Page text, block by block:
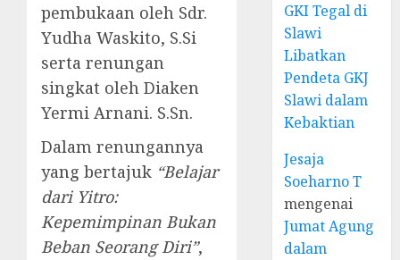
pembukaan oleh Sdr.
Yudha Waskito, S.Si
serta renungan
singkat oleh Diaken
Yermi Arnani. S.Sn.
Dalam renungannya
yang bertajuk “Belajar
dari Yitro:
Kepemimpinan Bukan
Beban Seorang Diri”,
GKI Tegal di
Slawi
Libatkan
Pendeta GKJ
Slawi dalam
Kebaktian
Jesaja
Soeharno T
mengenai
Jumat Agung
dalam